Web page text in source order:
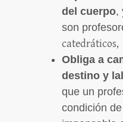
del cuerpo,
son
catedráticos,
Obliga a
destino y
que un
condición